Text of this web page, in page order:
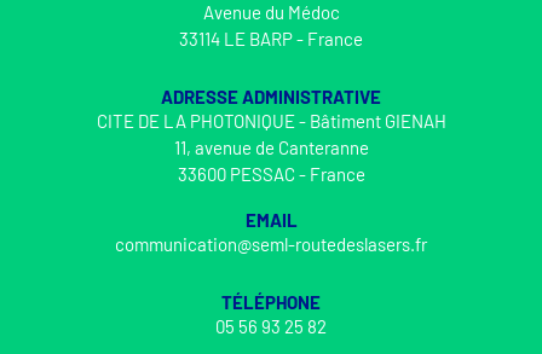
Avenue du Médoc
33114 LE BARP - France
ADRESSE ADMINISTRATIVE
CITE DE LA PHOTONIQUE - Bâtiment GIENAH
11, avenue de Canteranne
33600 PESSAC - France
EMAIL
communication@seml-routedeslasers.fr
TÉLÉPHONE
05 56 93 25 82